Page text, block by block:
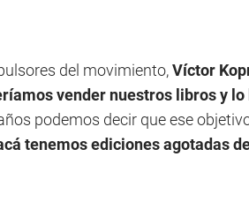
del movimiento,Víctor
vender nuestros libros y
podemos decir que ese
tenemos ediciones agotadas